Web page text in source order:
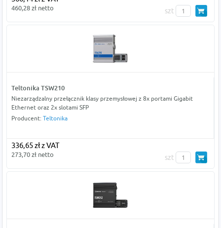
460,28 zł netto szt
Teltonika TSW210
Niezarządzalny przełącznik klasy przemysłowej z 8x portami Gigabit
Ethernet oraz 2x slotami SFP
Producent: Teltonika
336,65 zł z VAT
273,70 zł netto szt